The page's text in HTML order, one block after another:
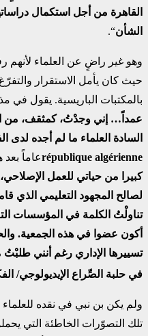
القاهرة من أجل استكمال
الشأن“.
وهو غير راضٍ عن العلماء
حيث كان يأمل الاستقرار
بالمكتبات الباريسية. يقول في
عمداً… إني وجدْتُ، كمثقف، من
السادة العلماء ما لم أجده لدى
république algérienneعاماً
كبيرا من حياتي للعمل
لصالح المجهود التعليمي الذي
تناولْتُ الكلمة في المؤسسات
أكون عضوا في هذه الجمعية.
تسييرها الإداري رغم أنني
في حلبة الصِّراع الإيديولوجي/
ولم يكن بن نبي في نقده للعلماء
تلك التصوّرات الخاطئة التي